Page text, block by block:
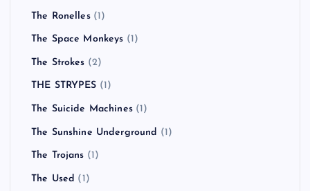
The Ronelles(1)
The Space Monkeys (1)
The Strokes (2)
THE STRYPES (1)
The Suicide Machines(1)
The Sunshine Underground (1)
The Trojans (1)
The Used (1)